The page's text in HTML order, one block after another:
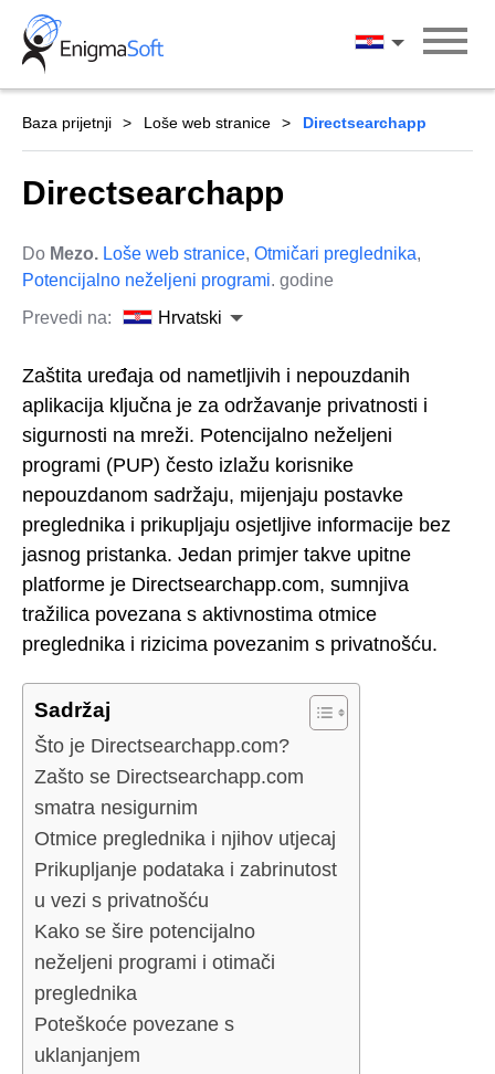
Skip
content
Hrvatski
Baza prijetnji Loše web stranice Directsearchapp
Directsearchapp
Do Mezo. Loše web stranice, Otmičari preglednika,
Potencijalno neželjeni programi. godine
Prevedi na:
Hrvatski
Zaštita uređaja od nametljivih i nepouzdanih
aplikacija ključna je za održavanje privatnosti i
sigurnosti na mreži. Potencijalno neželjeni
programi (PUP) često izlažu korisnike
nepouzdanom sadržaju, mijenjaju postavke
preglednika i prikupljaju osjetljive informacije bez
jasnog pristanka. Jedan primjer takve upitne
platforme je Directsearchapp.com, sumnjiva
tražilica povezana s aktivnostima otmice
preglednika i rizicima povezanim s privatnošću.
Sadržaj
Što je Directsearchapp.com?
Zašto se Directsearchapp.com
smatra nesigurnim
Otmice preglednika i njihov utjecaj
Prikupljanje podataka i zabrinutost
u vezi s privatnošću
Kako se šire potencijalno
neželjeni programi i otimači
preglednika
Poteškoće povezane s
uklanjanjem